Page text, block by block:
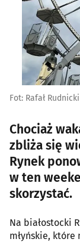
Fot: Rafał
Chociaż
zbliża się
Rynek
w ten
skorzystać.
Na białostocki
młyńskie,